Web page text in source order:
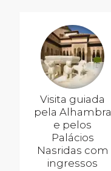
Visita guiada
pela Alhambra
e pelos
Palácios
Nasridas com
ingressos